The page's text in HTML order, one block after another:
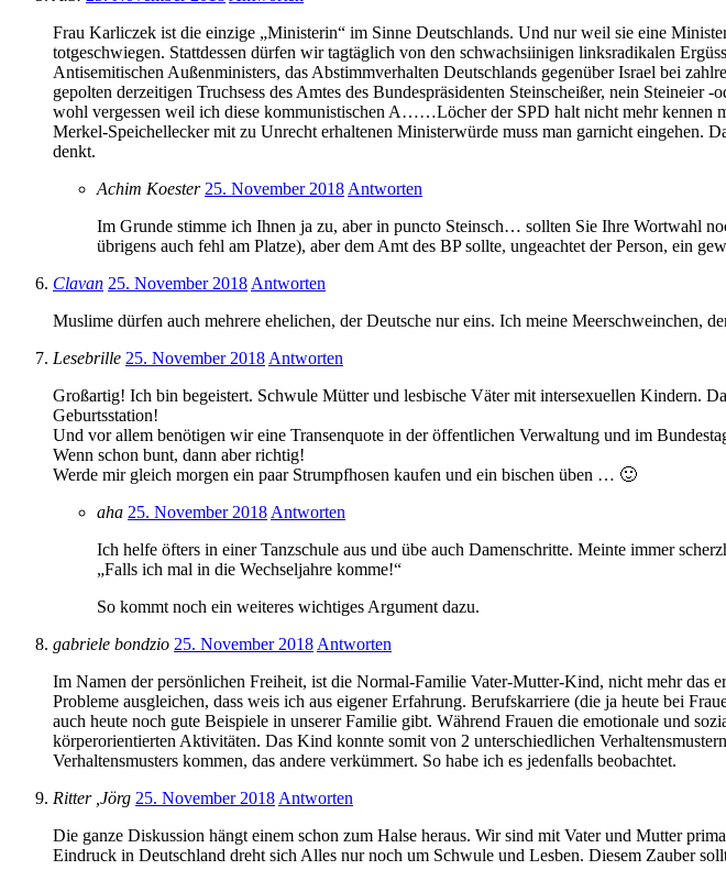
Frau Karliczek ist die einzige „Ministerin“ im Sinne Deutschlands. Und nur weil sie eine
totgeschwiegen. Stattdessen dürfen wir tagtäglich von den schwachsiinigen linksradikalen
Antisemitischen Außenministers, das Abstimmverhalten Deutschlands gegenüber Israel bei
gepolten derzeitigen Truchsess des Amtes des Bundespräsidenten Steinscheißer, nein
wohl vergessen weil ich diese kommunistischen A……Löcher der SPD halt nicht mehr kennen
Merkel-Speichellecker mit zu Unrecht erhaltenen Ministerwürde muss man garnicht eingehen.
denkt.
Achim Koester 25. November 2018 Antworten
Im Grunde stimme ich Ihnen ja zu, aber in puncto Steinsch… sollten Sie Ihre Wortwahl
übrigens auch fehl am Platze), aber dem Amt des BP sollte, ungeachtet der Person, ein
Clavan 25. November 2018 Antworten
Muslime dürfen auch mehrere ehelichen, der Deutsche nur eins. Ich meine Meerschweinchen,
Lesebrille 25. November 2018 Antworten
Großartig! Ich bin begeistert. Schwule Mütter und lesbische Väter mit intersexuellen Kindern.
Geburtsstation!
Und vor allem benötigen wir eine Transenquote in der öffentlichen Verwaltung und im
Wenn schon bunt, dann aber richtig!
Werde mir gleich morgen ein paar Strumpfhosen kaufen und ein bischen üben … 🙂
aha 25. November 2018 Antworten
Ich helfe öfters in einer Tanzschule aus und übe auch Damenschritte. Meinte immer
„Falls ich mal in die Wechseljahre komme!“
So kommt noch ein weiteres wichtiges Argument dazu.
gabriele bondzio 25. November 2018 Antworten
Im Namen der persönlichen Freiheit, ist die Normal-Familie Vater-Mutter-Kind, nicht mehr das
Probleme ausgleichen, dass weis ich aus eigener Erfahrung. Berufskarriere (die ja heute bei
auch heute noch gute Beispiele in unserer Familie gibt. Während Frauen die emotionale und
körperorientierten Aktivitäten. Das Kind konnte somit von 2 unterschiedlichen
Verhaltensmusters kommen, das andere verkümmert. So habe ich es jedenfalls beobachtet.
Ritter ,Jörg 25. November 2018 Antworten
Die ganze Diskussion hängt einem schon zum Halse heraus. Wir sind mit Vater und Mutter
Eindruck in Deutschland dreht sich Alles nur noch um Schwule und Lesben. Diesem Zauber